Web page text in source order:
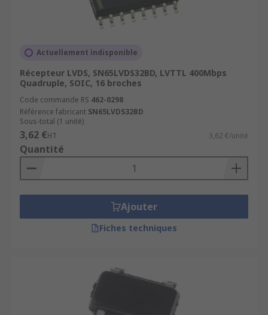
Actuellement indisponible
Récepteur LVDS, SN65LVDS32BD, LVTTL 400Mbps
Quadruple, SOIC, 16 broches
Code commande RS 462-0298
Référence fabricant SN65LVDS32BD
Sous-total (1 unité)
3,62 €HT 3,62 €/unité
Quantité
Ajouter
Fiches techniques